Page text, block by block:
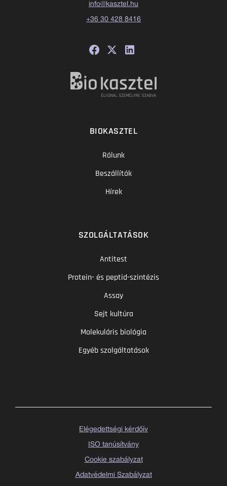
info@kasztel.hu
+36 30 428 8416
BIOKASZTEL
Rólunk
Beszállítók
Hírek
SZOLGÁLTATÁSOK
Antitest
Protein- és peptid-szintézis
Assay
Sejt kultúra
Molekuláris biológia
Egyéb szolgáltatások
Elégedettségi kérdőív
ISO tanúsítvány
Cookie szabályzat
Adatvédelmi Szabályzat